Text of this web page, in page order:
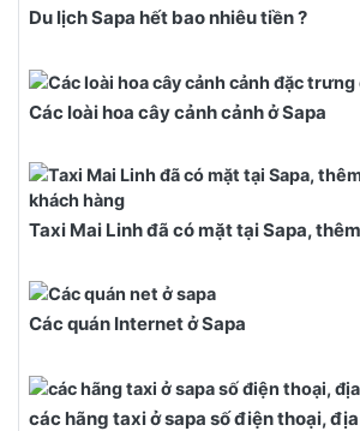
Du lịch Sapa hết bao nhiêu tiền ?
Các loài hoa cây cảnh cảnh ở Sapa
Taxi Mai Linh đã có mặt tại Sapa,
Các quán Internet ở Sapa
các hãng taxi ở sapa số điện thoại,